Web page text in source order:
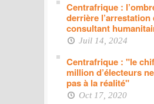
Centrafrique :
derrière l’arrestation
consultant
Juil 14, 2024
Centrafrique : "le
million d’électeurs
pas à la réalité"
Oct 17, 2020